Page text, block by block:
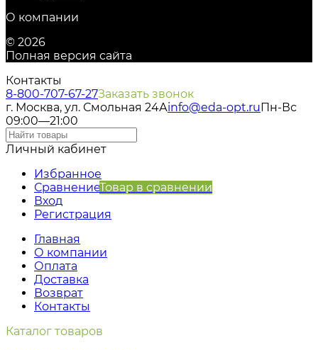
О компании
© 2026
Полная версия сайта
Контакты
8-800-707-67-27Заказать звонок
г. Москва, ул. Смольная 24Аinfo@eda-opt.ruПн-Вс
09:00—21:00
Личный кабинет
Избранное
СравнениеТовар в сравнении
Вход
Регистрация
Главная
О компании
Оплата
Доставка
Возврат
Контакты
Каталог товаров